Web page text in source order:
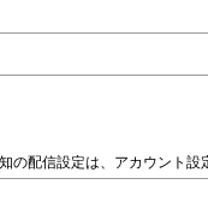
の配信設定は、アカウント設